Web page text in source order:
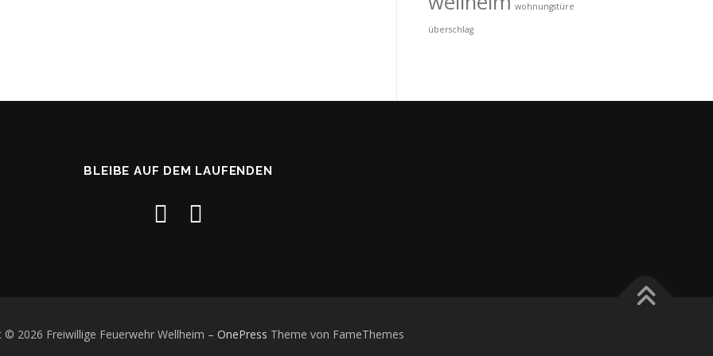
wohnungstüre
überschlag
BLEIBE AUF DEM LAUFENDEN
© 2026 Freiwillige Feuerwehr Wellheim – OnePress Theme von FameThemes